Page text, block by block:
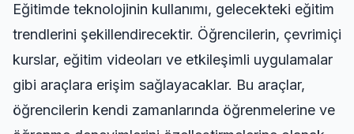
Eğitimde teknolojinin kullanımı, gelecekteki eğitim
trendlerini şekillendirecektir. Öğrencilerin, çevrimiçi
kurslar, eğitim videoları ve etkileşimli uygulamalar
gibi araçlara erişim sağlayacaklar. Bu araçlar,
öğrencilerin kendi zamanlarında öğrenmelerine ve